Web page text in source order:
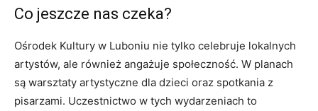
Co jeszcze nas czeka?
Ośrodek Kultury w Luboniu nie tylko celebruje lokalnych
artystów, ale również angażuje społeczność. W planach
są warsztaty artystyczne dla dzieci oraz spotkania z
pisarzami. Uczestnictwo w tych wydarzeniach to